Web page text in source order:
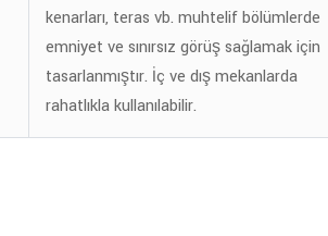
kenarları, teras vb. muhtelif bölümlerde
emniyet ve sınırsız görüş sağlamak için
tasarlanmıştır. İç ve dış mekanlarda
rahatlıkla kullanılabilir.